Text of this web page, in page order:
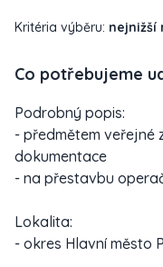
Kritéria výběru: nejnižší
Co potřebujeme
Podrobný popis:
- předmětem
dokumentace
- na přestavbu
Lokalita:
- okres Hlavní město